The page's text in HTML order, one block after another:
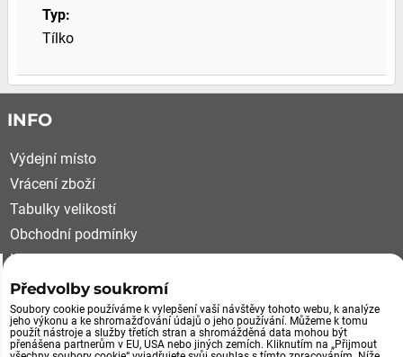
Typ:
Tílko
INFO
Výdejní místo
Vrácení zboží
Tabulky velikostí
Obchodní podmínky
Kariéra
Reklamační řád
VÝDEJNÍ MÍSTO, VRÁCENÍ ZBOŽÍ
Předvolby soukromí
Soubory cookie používáme k vylepšení vaší návštěvy tohoto webu, k analýze
jeho výkonu a ke shromažďování údajů o jeho používání. Můžeme k tomu
použít nástroje a služby třetích stran a shromážděná data mohou být
přenášena partnerům v EU, USA nebo jiných zemích. Kliknutím na „Přijmout